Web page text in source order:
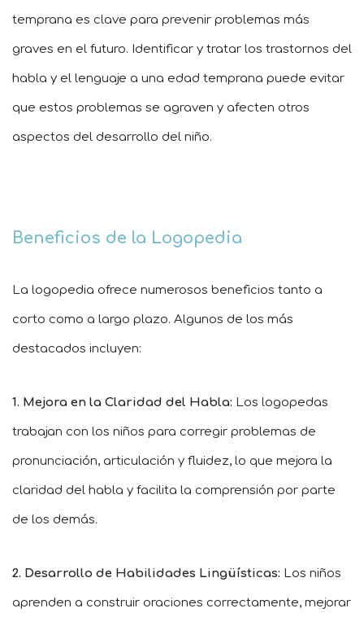
temprana es clave para prevenir problemas más
graves en el futuro. Identificar y tratar los trastornos del
habla y el lenguaje a una edad temprana puede evitar
que estos problemas se agraven y afecten otros
aspectos del desarrollo del niño.
Beneficios de la Logopedia
La logopedia ofrece numerosos beneficios tanto a
corto como a largo plazo. Algunos de los más
destacados incluyen:
1. Mejora en la Claridad del Habla: Los logopedas
trabajan con los niños para corregir problemas de
pronunciación, articulación y fluidez, lo que mejora la
claridad del habla y facilita la comprensión por parte
de los demás.
2. Desarrollo de Habilidades Lingüísticas: Los niños
aprenden a construir oraciones correctamente, mejorar